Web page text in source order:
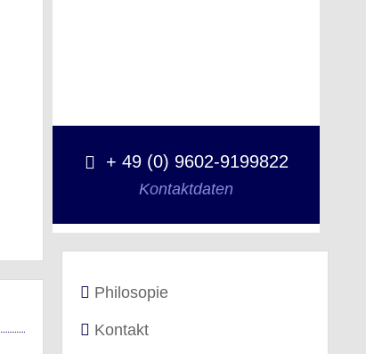
+ 49 (0) 9602-9199822
Kontaktdaten
Philosopie
Kontakt